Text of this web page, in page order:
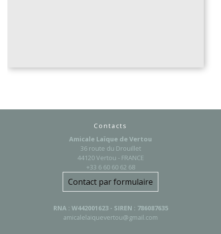
Contacts
Amicale Laïque de Vertou
36 route du Drouillet
44120 Vertou - FRANCE
+33 6 60 60 62 68
Contact par formulaire
RNA : W442001623 - SIREN : 786087635
amicalelaiquevertou@gmail.com